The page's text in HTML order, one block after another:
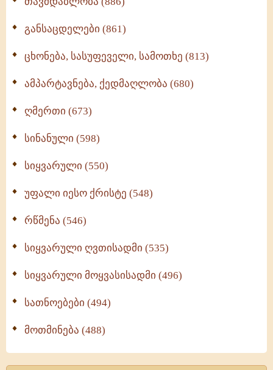
განსაცდელები (861)
ცხონება, სასუფეველი, სამოთხე (813)
ამპარტავნება, ქედმაღლობა (680)
ღმერთი (673)
სინანული (598)
სიყვარული (550)
უფალი იესო ქრისტე (548)
რწმენა (546)
სიყვარული ღვთისადმი (535)
სიყვარული მოყვასისადმი (496)
სათნოებები (494)
მოთმინება (488)